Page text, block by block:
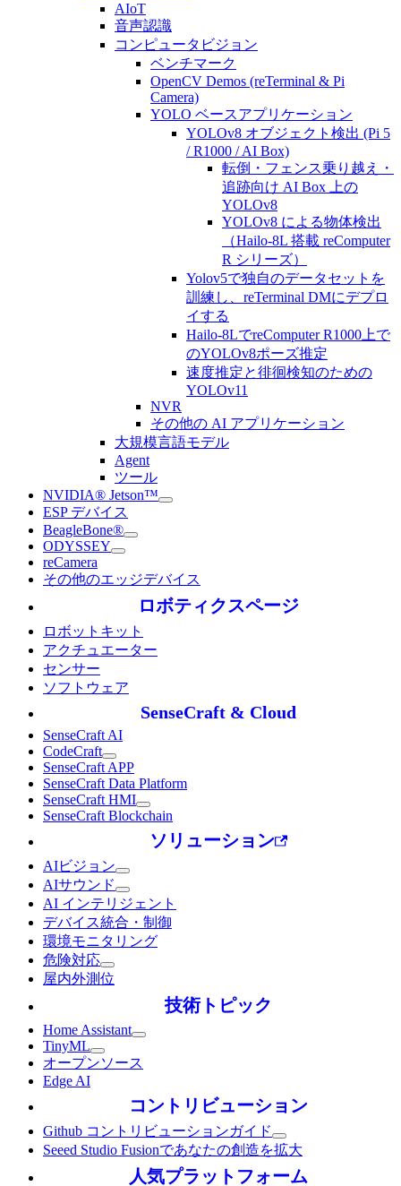
AIoT
音声認識
コンピュータビジョン
ベンチマーク
OpenCV Demos (reTerminal & Pi
Camera)
YOLO ベースアプリケーション
YOLOv8 オブジェクト検出 (Pi 5
/ R1000 / AI Box)
転倒・フェンス乗り越え・
追跡向け AI Box 上の
YOLOv8
YOLOv8 による物体検出
（Hailo-8L 搭載 reComputer
R シリーズ）
Yolov5で独自のデータセットを
訓練し、reTerminal DMにデプロ
イする
Hailo-8LでreComputer R1000上で
のYOLOv8ポーズ推定
速度推定と徘徊検知のための
YOLOv11
NVR
その他の AI アプリケーション
大規模言語モデル
Agent
ツール
NVIDIA® Jetson™
ESP デバイス
BeagleBone®
ODYSSEY
reCamera
その他のエッジデバイス
ロボティクスページ
ロボットキット
アクチュエーター
センサー
ソフトウェア
SenseCraft & Cloud
SenseCraft AI
CodeCraft
SenseCraft APP
SenseCraft Data Platform
SenseCraft HMI
SenseCraft Blockchain
ソリューション
AIビジョン
AIサウンド
AI インテリジェント
デバイス統合・制御
環境モニタリング
危険対応
屋内外測位
技術トピック
Home Assistant
TinyML
オープンソース
Edge AI
コントリビューション
Github コントリビューションガイド
Seeed Studio Fusionであなたの創造を拡大
人気プラットフォーム